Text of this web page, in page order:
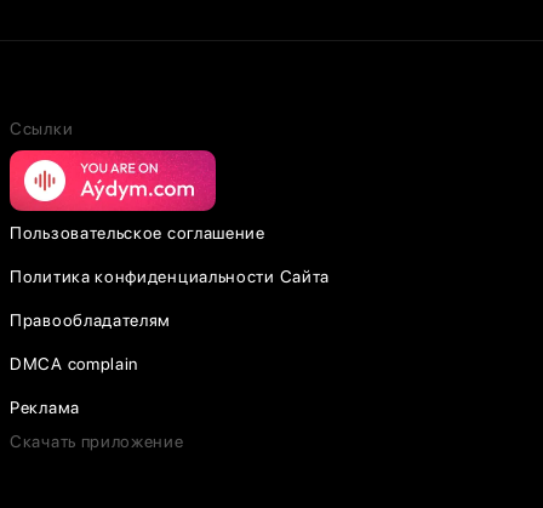
Ссылки
Пользовательское соглашение
Политика конфиденциальности Сайта
Правообладателям
DMCA complain
Реклама
Скачать приложение